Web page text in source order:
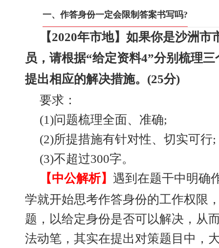
一、作答身份一定会限制答案书写吗?
【2020年市地】如果你是沙洲
员，请根据“给定资料4”分别梳理
提出相应的解决措施。(25分)
要求：
(1)问题梳理全面、准确;
(2)所提措施有针对性、切实可行;
(3)不超过300字。
【中公解析】 遇到在题干中明确
学就开始思考作答身份的工作权限
题，以给定身份是否可以解决，从
法动笔，其实在提出对策题目中，